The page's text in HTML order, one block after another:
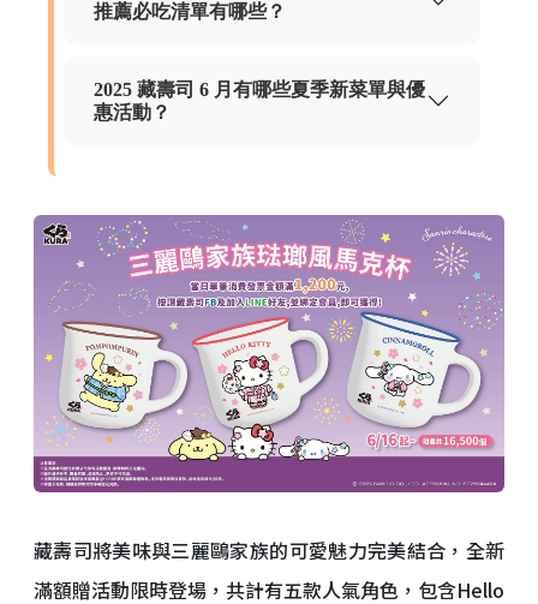
推薦必吃清單有哪些？
2025 藏壽司 6 月有哪些夏季新菜單與優
惠活動？
藏壽司將美味與三麗鷗家族的可愛魅力完美結合，全新
滿額贈活動限時登場，共計有五款人氣角色，包含Hello